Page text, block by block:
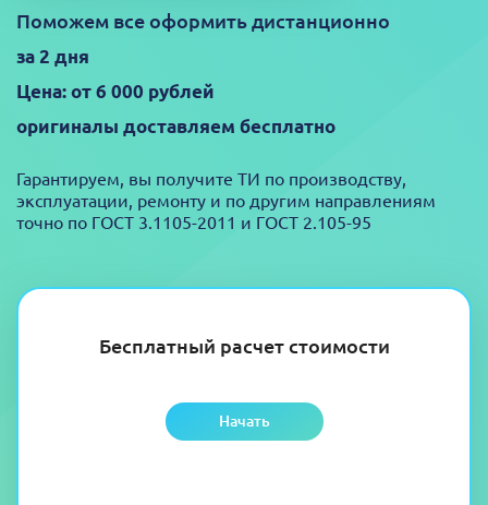
Бесплатный расчет стоимости
Начать
Поможем все оформить дистанционно
за 2 дня
Цена: от 6 000 рублей
оригиналы доставляем бесплатно
Гарантируем, вы получите ТИ по производству,
эксплуатации, ремонту и по другим направлениям
точно по ГОСТ 3.1105-2011 и ГОСТ 2.105-95